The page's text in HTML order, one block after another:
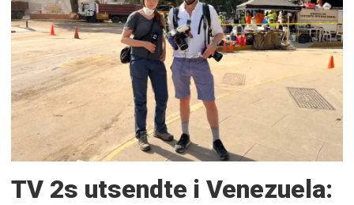
TV 2s utsendte i Venezuela: